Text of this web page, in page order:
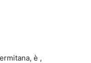
è ,